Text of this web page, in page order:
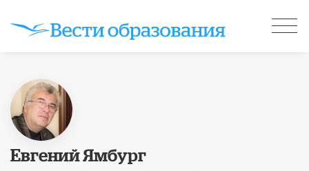
Евгений Ямбург